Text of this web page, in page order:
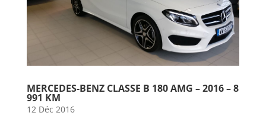
MERCEDES-BENZ CLASSE B 180 AMG – 2016 – 8
991 KM
12 Déc 2016